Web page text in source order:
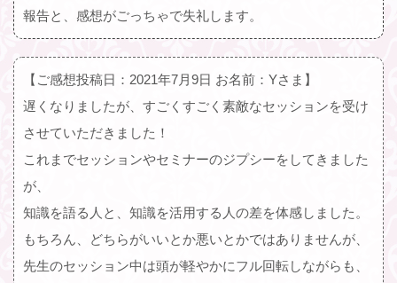
報告と、感想がごっちゃで失礼します。
【ご感想投稿日：2021年7月9日 お名前：Yさま】
遅くなりましたが、すごくすごく素敵なセッションを受け
させていただきました！
これまでセッションやセミナーのジプシーをしてきました
が、
知識を語る人と、知識を活用する人の差を体感しました。
もちろん、どちらがいいとか悪いとかではありませんが、
先生のセッション中は頭が軽やかにフル回転しながらも、